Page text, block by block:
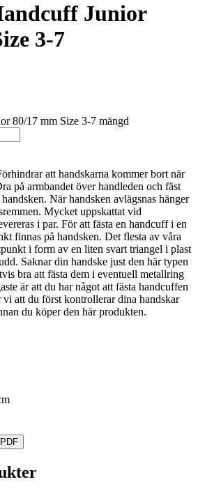
Junior
3-7
80/17 mm Size 3-7 mängd
att handskarna kommer bort när
på armbandet över handleden och fäst
När handsken avlägsnas hänger
Mycket uppskattat vid
i par. För att fästa en handcuff i en
finnas på handsken. Det flesta av våra
i form av en liten svart triangel i plast
Saknar din handske just den här typen
bra att fästa dem i eventuell metallring
är att du har något att fästa handcuffen
att du först kontrollerar dina handskar
du köper den här produkten.